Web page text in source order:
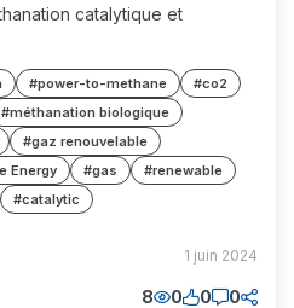
catalytique et
#power-to-methane
#co2
#méthanation biologique
#gaz renouvelable
Energy #gas
#renewable
#catalytic
1 juin 2024
8 0 0 0